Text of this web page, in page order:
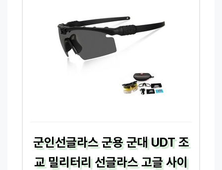
군인선글라스 군용 군대 UDT 조
교 밀리터리 선글라스 고글 사이